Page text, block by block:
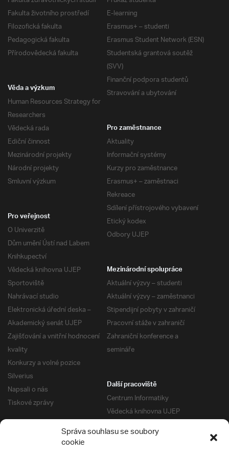
Správa souhlasu se soubory
cookie
Fakulta životního prostředí
Filozofická fakulta
Pedagogická fakulta
Přírodovědecká fakulta
E-learning
Erasmus+ – studenti
Erasmus Student Network (ESN)
Studentská grantová soutěž
(SVV)
Finanční podpora studentů
Stravování a ubytování
Věda a výzkum
Human Resources Strategy for
Researchers
Vědecká rada
Ediční činnost
Mezinárodní projekty
Národní projekty
Smluvní výzkum
Pro zaměstnance
Aktuality
Informační systémy
Kurzy pro zaměstnance
Erasmus+ – zaměstnaci
Rekreace
Sdílení přístrojového vybavení
Etický kodex
Odbory UJEP
Pro veřejnost
O Univerzitě
Dům umění Ústí nad Labem
Knihkupectví
Vědecká knihovna UJEP
Sportoviště
Nahrávací studio
Elektronická úřední deska –
Akademický senát UJEP
Zajišťování a vnitřní hodnocení
kvality
Konkurzy a volné pozice
Silverius
Napsali o nás
Tiskové zprávy
Mezinárodní spolupráce
Aktuální výzvy – studenti
Aktuální výzvy – zaměstnanci
Stipendijní pobyty v zahraničí
Pracovní stáže v zahraničí
Zahraniční konference a
semináře
Další pracoviště
Centrum Informatiky
Vědecká knihovna UJEP
Správa kolejí a menz
Univerzitní centrum podpory